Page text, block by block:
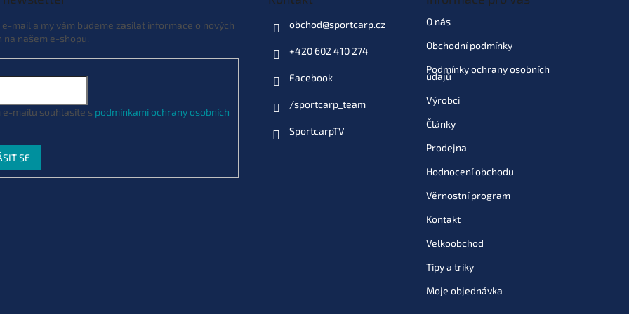
mail a my vám budeme zasílat informace o nových
na našem e-shopu.
e-mailu souhlasíte s podmínkami ochrany osobních
SE
obchod@sportcarp.cz
+420 602 410 274
Facebook
/sportcarp_team
SportcarpTV
O nás
Obchodní podmínky
Podmínky ochrany osobních
údajů
Výrobci
Články
Prodejna
Hodnocení obchodu
Věrnostní program
Kontakt
Velkoobchod
Tipy a triky
Moje objednávka